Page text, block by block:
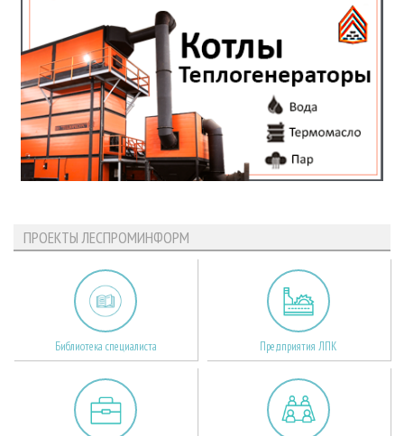
ПРОЕКТЫ ЛЕСПРОМИНФОРМ
Библиотека специалиста Предприятия ЛПК